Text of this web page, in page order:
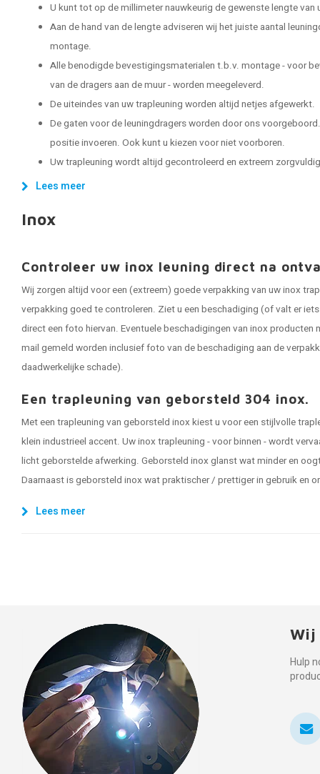
U kunt tot op de millimeter nauwkeurig de gewenste lengte van
Aan de hand van de lengte adviseren wij het juiste aantal
montage.
Alle benodigde bevestigingsmaterialen t.b.v. montage - voor
van de dragers aan de muur - worden meegeleverd.
De uiteindes van uw trapleuning worden altijd netjes afgewerkt.
De gaten voor de leuningdragers worden door ons
positie invoeren. Ook kunt u kiezen voor niet voorboren.
Uw trapleuning wordt altijd gecontroleerd en extreem
Lees meer
Inox
Controleer uw inox leuning direct na
Wij zorgen altijd voor een (extreem) goede verpakking van uw inox
verpakking goed te controleren. Ziet u een beschadiging (of valt er
direct een foto hiervan. Eventuele beschadigingen van inox producten
mail gemeld worden inclusief foto van de beschadiging aan de
daadwerkelijke schade).
Een trapleuning van geborsteld 304 inox.
Met een trapleuning van geborsteld inox kiest u voor een stijlvolle
klein industrieel accent. Uw inox trapleuning - voor binnen - wordt
licht geborstelde afwerking. Geborsteld inox glanst wat minder en
Daarnaast is geborsteld inox wat praktischer / prettiger in gebruik en
Lees meer
Wij
Hulp